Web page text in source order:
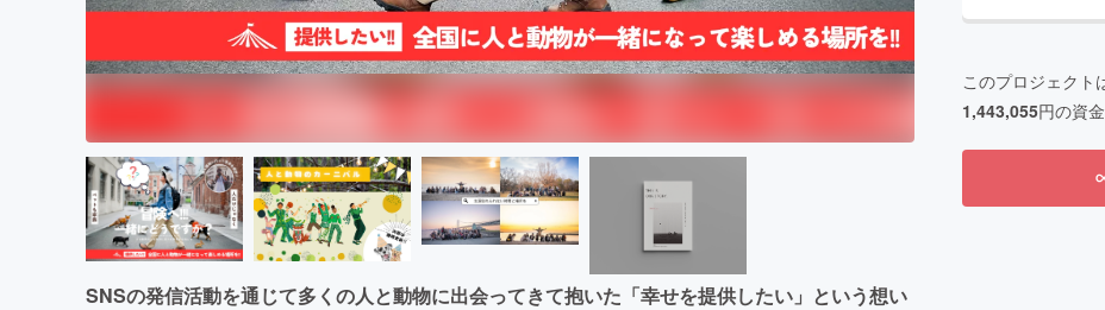
SNSの発信活動を通じて多くの人と動物に出会ってきて抱いた「幸せを提供したい」という想い
このプロジェクト
1,443,055円の資